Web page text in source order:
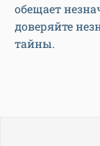
обещает
доверяйте
тайны.